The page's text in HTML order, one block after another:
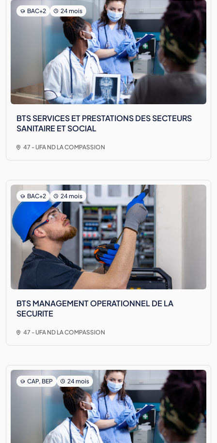
BAC+2 24 mois
BTS SERVICES ET PRESTATIONS DES SECTEURS
SANITAIRE ET SOCIAL
47 - UFA ND LA COMPASSION
BAC+2 24 mois
BTS MANAGEMENT OPERATIONNEL DE LA
SECURITE
47 - UFA ND LA COMPASSION
CAP, BEP 24 mois